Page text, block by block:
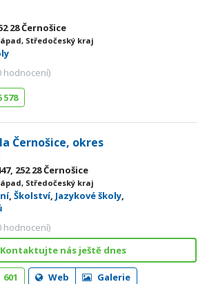
28 Černošice
Středočeský kraj
hodnocení)
578
Černošice, okres
252 28 Černošice
Středočeský kraj
, Školství, Jazykové školy,
hodnocení)
Kontaktujte nás ještě dnes
601 Web Galerie